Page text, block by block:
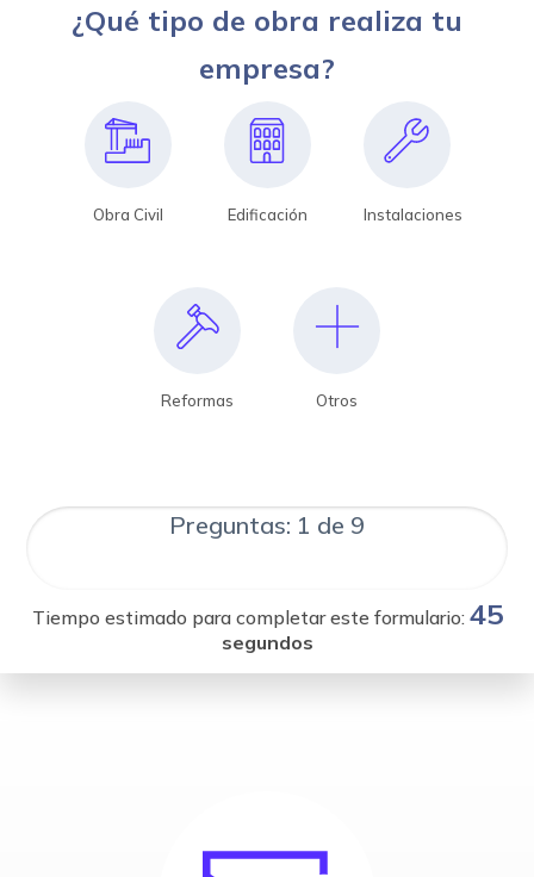
¿Qué tipo de obra realiza tu
empresa?
Obra Civil Edificación Instalaciones
Reformas Otros
Preguntas: 1 de 9
Tiempo estimado para completar este formulario: 45
segundos